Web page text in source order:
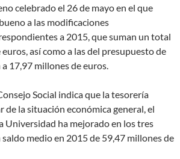
celebrado el 26 de mayo en el que
a las modificaciones
a 2015, que suman un total
así como a las del presupuesto de
17,97 millones de euros.
Social indica que la tesorería
de la situación económica general, el
Universidad ha mejorado en los tres
medio en 2015 de 59,47 millones de